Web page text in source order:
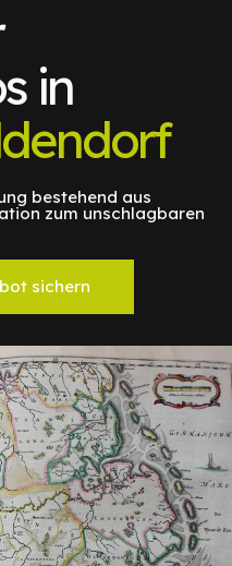
in
bestehend aus
zum unschlagbaren
sichern